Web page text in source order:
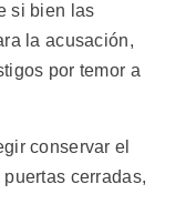
si bien las
la acusación,
por temor a
conservar el
cerradas,